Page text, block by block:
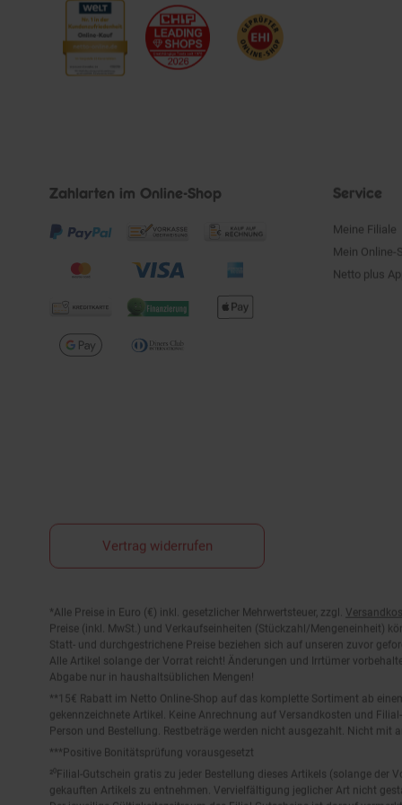
Mein Online-
Netto plus App
Vertrag widerrufen
Fußnoten
Preise (inkl. MwSt.) und Verkaufseinheiten (Stückzahl/Mengeneinheit)
Statt- und durchgestrichene Preise beziehen sich auf unseren zuvor
Alle Artikel solange der Vorrat reicht! Änderungen und Irrtümer
Abgabe nur in haushaltsüblichen Mengen!
**15€ Rabatt im Netto Online-Shop auf das komplette Sortiment ab
gekennzeichnete Artikel. Keine Anrechnung auf Versandkosten und
Person und Bestellung. Restbeträge werden nicht ausgezahlt. Nicht mit
***Positive Bonitätsprüfung vorausgesetzt
²⁰Filial-Gutschein gratis zu jeder Bestellung dieses Artikels (solange
gekauften Artikels zu entnehmen. Vervielfältigung jeglicher Art nicht
Der jeweilige Gültigkeitszeitraum des Filial-Gutscheins ist darauf vermerkt.